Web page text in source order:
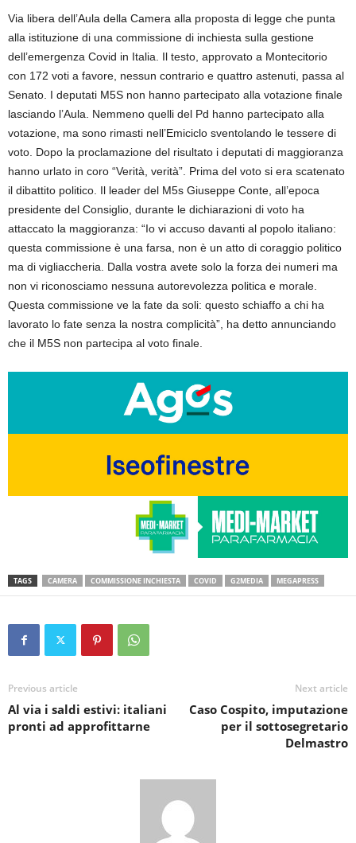
Via libera dell’Aula della Camera alla proposta di legge che punta
alla istituzione di una commissione di inchiesta sulla gestione
dell’emergenza Covid in Italia. Il testo, approvato a Montecitorio
con 172 voti a favore, nessun contrario e quattro astenuti, passa al
Senato. I deputati M5S non hanno partecipato alla votazione finale
lasciando l’Aula. Nemmeno quelli del Pd hanno partecipato alla
votazione, ma sono rimasti nell’Emiciclo sventolando le tessere di
voto. Dopo la proclamazione del risultato i deputati di maggioranza
hanno urlato in coro “Verità, verità”. Prima del voto si era scatenato
il dibattito politico. Il leader del M5s Giuseppe Conte, all’epoca
presidente del Consiglio, durante le dichiarazioni di voto ha
attaccato la maggioranza: “Io vi accuso davanti al popolo italiano:
questa commissione è una farsa, non è un atto di coraggio politico
ma di vigliaccheria. Dalla vostra avete solo la forza dei numeri ma
non vi riconosciamo nessuna autorevolezza politica e morale.
Questa commissione ve la fate da soli: questo schiaffo a chi ha
lavorato lo fate senza la nostra complicità”, ha detto annunciando
che il M5S non partecipa al voto finale.
TAGS CAMERA COMMISSIONE INCHIESTA COVID G2MEDIA MEGAPRESS
Previous article
Al via i saldi estivi: italiani
pronti ad approfittarne
Next article
Caso Cospito, imputazione
per il sottosegretario
Delmastro